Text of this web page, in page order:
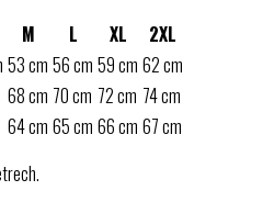
M L XL
2XL
53 cm 56 cm 59 cm 62 cm
68 cm 70 cm 72 cm 74 cm
64 cm 65 cm 66 cm 67 cm